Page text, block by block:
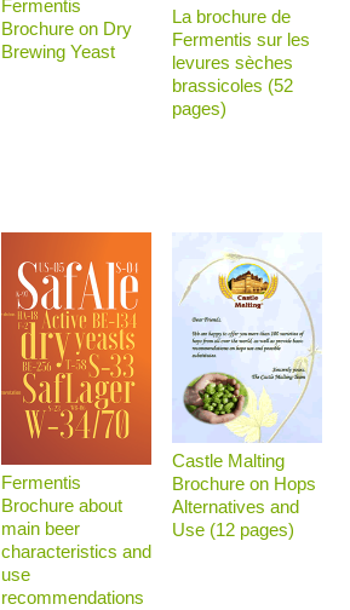
Fermentis
Brochure on Dry
Brewing Yeast
La brochure de
Fermentis sur les
levures sèches
brassicoles (52
pages)
Fermentis
Brochure about
main beer
characteristics and
use
recommendations
Castle Malting
Brochure on Hops
Alternatives and
Use (12 pages)